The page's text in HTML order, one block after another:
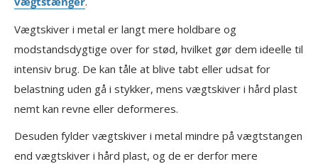
Vægtskiver i metal er langt mere holdbare og
modstandsdygtige over for stød, hvilket gør dem ideelle til
intensiv brug. De kan tåle at blive tabt eller udsat for
belastning uden gå i stykker, mens vægtskiver i hård plast
nemt kan revne eller deformeres.
Desuden fylder vægtskiver i metal mindre på vægtstangen
end vægtskiver i hård plast, og de er derfor mere